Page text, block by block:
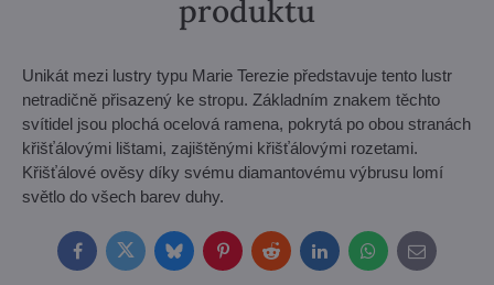
produktu
Unikát mezi lustry typu Marie Terezie představuje tento lustr
netradičně přisazený ke stropu. Základním znakem těchto
svítidel jsou plochá ocelová ramena, pokrytá po obou stranách
křišťálovými lištami, zajištěnými křišťálovými rozetami.
Křišťálové ověsy díky svému diamantovému výbrusu lomí
světlo do všech barev duhy.
FacebookTwitterBlueskyPinterestRedditLinkedInWhatsApp
E-
mail